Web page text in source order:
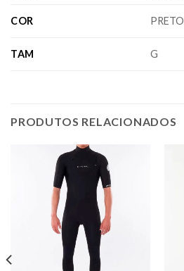
COR PRETO
TAM G
PRODUTOS RELACIONADOS